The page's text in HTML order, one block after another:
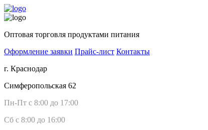
Оптовая торговля продуктами питания
Оформление заявки Прайс-лист Контакты
г. Краснодар
Симферопольская 62
Пн-Пт с 8:00 до 17:00
Сб с 8:00 до 16:00